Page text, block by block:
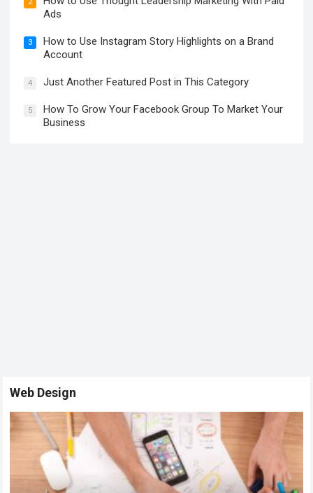
2
Ads
3
How to Use Instagram Story Highlights on a Brand
Account
4 Just Another Featured Post in This Category
5
How To Grow Your Facebook Group To Market Your
Business
Web Design